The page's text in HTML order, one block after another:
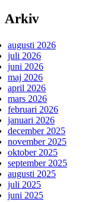
Arkiv
augusti 2026
juli 2026
juni 2026
maj 2026
april 2026
mars 2026
februari 2026
januari 2026
december 2025
november 2025
oktober 2025
september 2025
augusti 2025
juli 2025
juni 2025